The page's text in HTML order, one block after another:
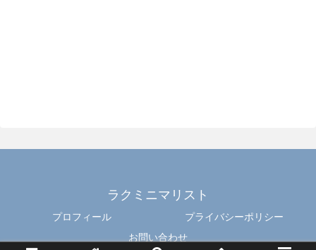
ラクミニマリスト
プロフィール
プライバシーポリシー
お問い合わせ